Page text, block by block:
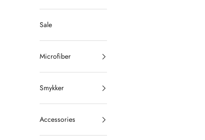
Sale
Microfiber
Smykker
Accessories